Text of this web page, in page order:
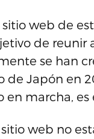
web de
de reunir
se han
Japón en
en marcha,
sitio web no